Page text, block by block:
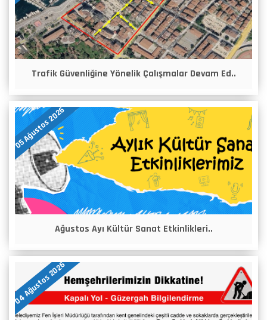
Trafik Güvenliğine Yönelik Çalışmalar Devam Ed..
05 Ağustos 2026
Ağustos Ayı Kültür Sanat Etkinlikleri..
04 Ağustos 2026